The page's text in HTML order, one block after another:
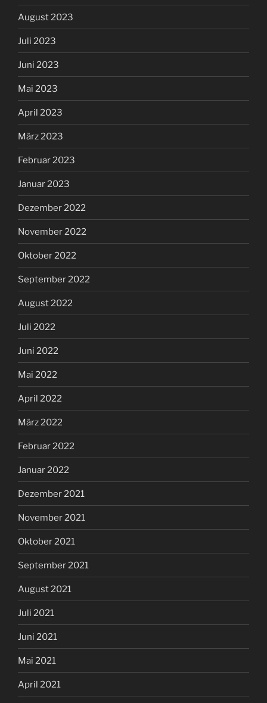
August 2023
Juli 2023
Juni 2023
Mai 2023
April 2023
März 2023
Februar 2023
Januar 2023
Dezember 2022
November 2022
Oktober 2022
September 2022
August 2022
Juli 2022
Juni 2022
Mai 2022
April 2022
März 2022
Februar 2022
Januar 2022
Dezember 2021
November 2021
Oktober 2021
September 2021
August 2021
Juli 2021
Juni 2021
Mai 2021
April 2021